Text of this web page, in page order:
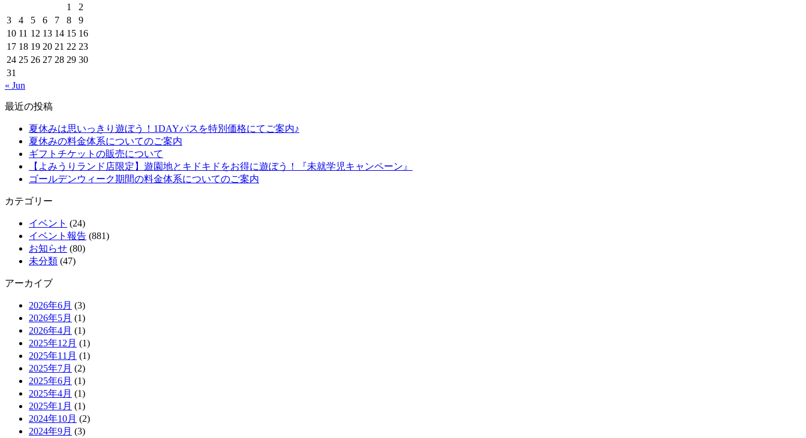
1
2
3
4 5 6 7 8
9
10 11 12 13 14 15 16
17 18 19 20 21 22 23
24 25 26 27 28 29 30
31
« Jun
最近の投稿
夏休みは思いっきり遊ぼう！1DAYパスを特別価格にてご案内♪
夏休みの料金体系についてのご案内
ギフトチケットの販売について
【よみうりランド店限定】遊園地とキドキドをお得に遊ぼう！『未就学児キャンペーン』
ゴールデンウィーク期間の料金体系についてのご案内
カテゴリー
イベント (24)
イベント報告 (881)
お知らせ (80)
未分類 (47)
アーカイブ
2026年6月 (3)
2026年5月 (1)
2026年4月 (1)
2025年12月 (1)
2025年11月 (1)
2025年7月 (2)
2025年6月 (1)
2025年4月 (1)
2025年1月 (1)
2024年10月 (2)
2024年9月 (3)